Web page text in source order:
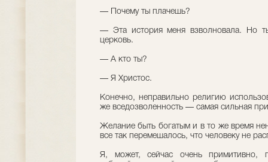
— Почему ты плачешь?
— Эта история меня взволновала. Но
церковь.
— А кто ты?
— Я Христос.
Конечно, неправильно религию
же вседозволенность — самая сильная
Желание быть богатым и в то же время
все так перемешалось, что человеку не
Я, может, сейчас очень примитивно,